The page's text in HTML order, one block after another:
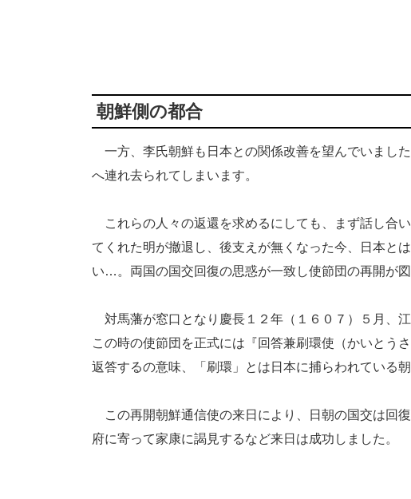
朝鮮側の都合
一方、李氏朝鮮も日本との関係改善を望んでいまし
へ連れ去られてしまいます。
これらの人々の返還を求めるにしても、まず話し合
てくれた明が撤退し、後支えが無くなった今、日本と
い…。両国の国交回復の思惑が一致し使節団の再開が図
対馬藩が窓口となり慶長１２年（１６０７）５月、
この時の使節団を正式には『回答兼刷環使（かいとう
返答するの意味、「刷環」とは日本に捕らわれている
この再開朝鮮通信使の来日により、日朝の国交は回
府に寄って家康に謁見するなど来日は成功しました。